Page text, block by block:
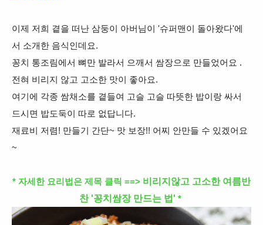
이제 저희 곁을 떠난 삼둥이 아버님이 '슈퍼맨이 돌아왔다'에
서 소개한 음식인데요.
꽁치 통조림에서 뼈만 발라서 으깨서 쌈장으로 만들었어요 .
전혀 비리지 않고 고소한 맛이 좋아요.
여기에 각종 쌈채소를 곁들여 고슬 고슬 따뜻한 밥이랑 싸서
드시면 밥도둑이 따로 없답니다.
재료비 저렴! 만들기 간단~ 맛 보장!! 어찌 안만들 수 있겠어요
~
* 자세한 요리법은 제목 클릭 ==> 비리지않고 고소한 여름반
찬 '꽁치쌈장 만드는 법' *